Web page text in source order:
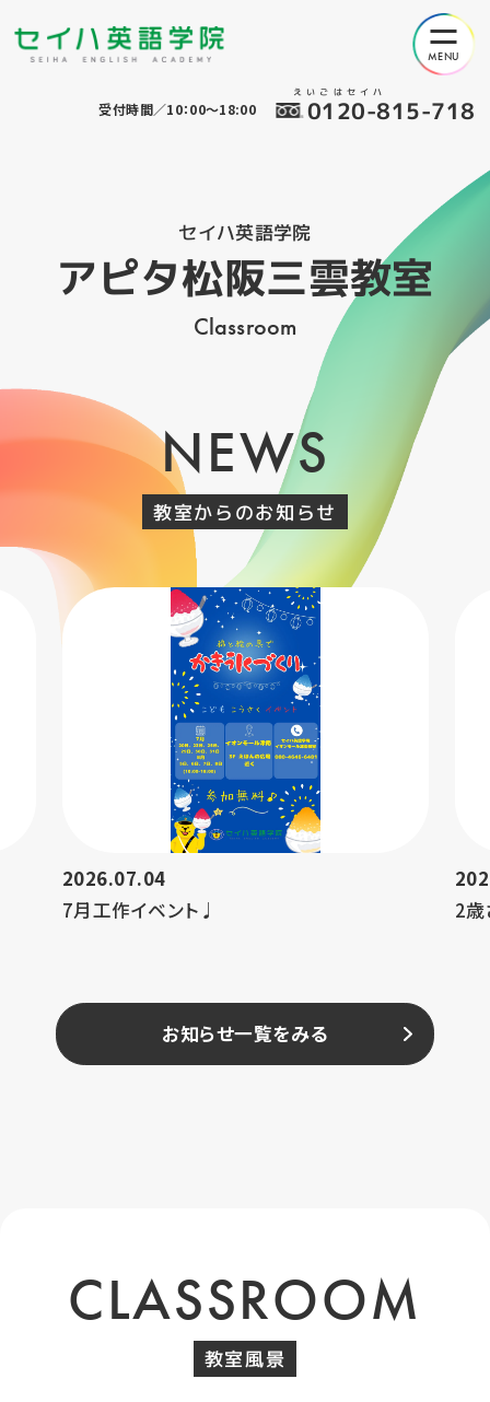
えいごはセイハ
0120-815-718
受付時間／10：00～18:00
セイハ英語学院
アピタ松阪三雲教室
Classroom
NEWS
教室からのお知らせ
2026.07.04
7月工作イベント♩
2歳
お知らせ一覧をみる
CLASSROOM
教室風景